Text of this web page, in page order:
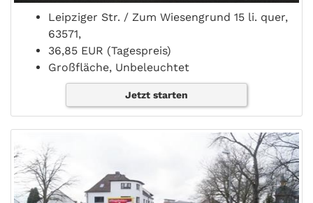
Leipziger Str. / Zum Wiesengrund 15 li. quer,
63571,
36,85 EUR (Tagespreis)
Großfläche, Unbeleuchtet
Jetzt starten